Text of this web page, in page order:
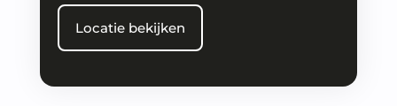
Locatie bekijken